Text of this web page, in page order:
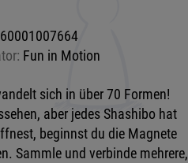
Fun in Motion
sich in über 70 Formen!
aber jedes Shashibo hat
beginnst du die Magnete
Sammle und verbinde mehrere,